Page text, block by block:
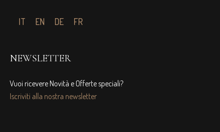
IT EN DE FR
NEWSLETTER
Vuoi ricevere Novità e Offerte speciali?
Iscriviti alla nostra newsletter